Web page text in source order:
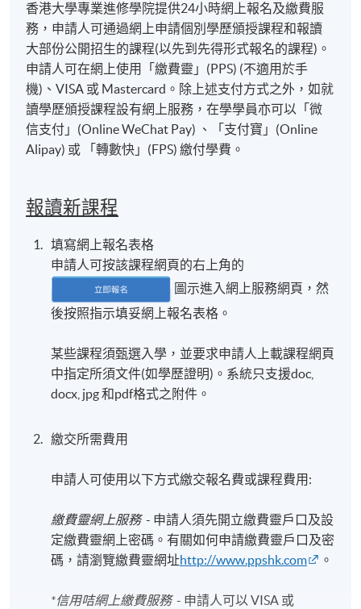
有志以談判技巧以拯救生命的各界社會人士
📅課程詳情
形式：理論講授 + 個案分享 + 模擬演練
語言：粵語授課，輔以繁體中文教材
開課日期
現時接受報名
日期 / 時間
逢周六，10:00am - 1:00pm
修業期
3月課程:
[實際上課時間將以課程小組的最終決定為準，並會
HPSHCC Campus
香港大學專業進修學院提供24小時網上報名及繳費服
務，申請人可通過網上申請個別學歷頒授課程和報讀
大部份公開招生的課程(以先到先得形式報名的課程)。
申請人可在網上使用「繳費靈」(PPS) (不適用於手
機)、VISA 或 Mastercard。除上述支付方式之外，如就
讀學歷頒授課程設有網上服務，在學學員亦可以「微
信支付」(Online WeChat Pay) 、「支付寶」(Online
Alipay) 或 「轉數快」(FPS) 繳付學費。
報讀新課程
填寫網上報名表格
申請人可按該課程網頁的右上角的
圖示進入網上服務網頁，然
後按照指示填妥網上報名表格。
某些課程須甄選入學，並要求申請人上載課程網頁
中指定所須文件(如學歷證明)。系統只支援doc,
docx, jpg 和pdf格式之附件。
繳交所需費用
申請人可使用以下方式繳交報名費或課程費用:
繳費靈網上服務- 申請人須先開立繳費靈戶口及設
定繳費靈網上密碼。有關如何申請繳費靈戶口及密
碼，請瀏覽繳費靈網址http://www.ppshk.com 。
*信用咭網上繳費服務- 申請人可以 VISA 或